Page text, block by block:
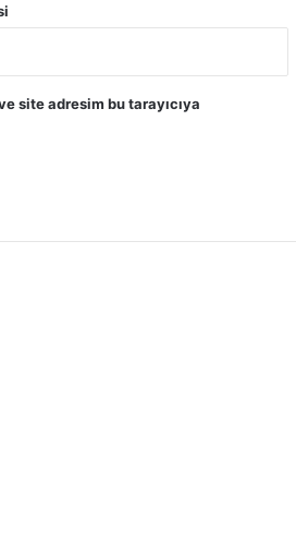
site adresim bu tarayıcıya